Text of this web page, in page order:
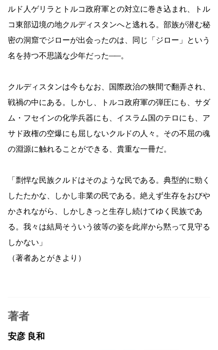
ルド人ゲリラとトルコ政府軍との対立に巻き込まれ、トル
コ東部辺境の地クルディスタンへと逃れる。部族が潜む秘
密の洞窟でジローが出会ったのは、同じ「ジロー」という
名を持つ不思議な少年だった──。
クルディスタンは今もなお、国際政治の狭間で翻弄され、
戦禍の中にある。しかし、トルコ政府軍の弾圧にも、サダ
ム・フセインの化学兵器にも、イスラム国のテロにも、ア
サド政権の空爆にも屈しないクルドの人々。その不屈の魂
の淵源に触れることができる、貴重な一冊だ。
「剽悍な民族クルドはそのような民である。典型的に勁く
したたかな、しかし非業の民である。絶えず生存をおびや
かされながら、しかしきっと生存し続けてゆく民族であ
る。我々は結局そういう彼等の姿を此岸から黙って見守る
しかない」
（著者あとがきより）
著者
安彦 良和